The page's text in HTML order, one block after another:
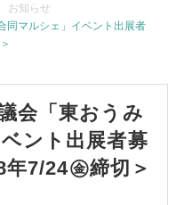
お知らせ
同マルシェ」イベント出展者
会「東おうみ
ント出展者募
7/24㊎締切＞